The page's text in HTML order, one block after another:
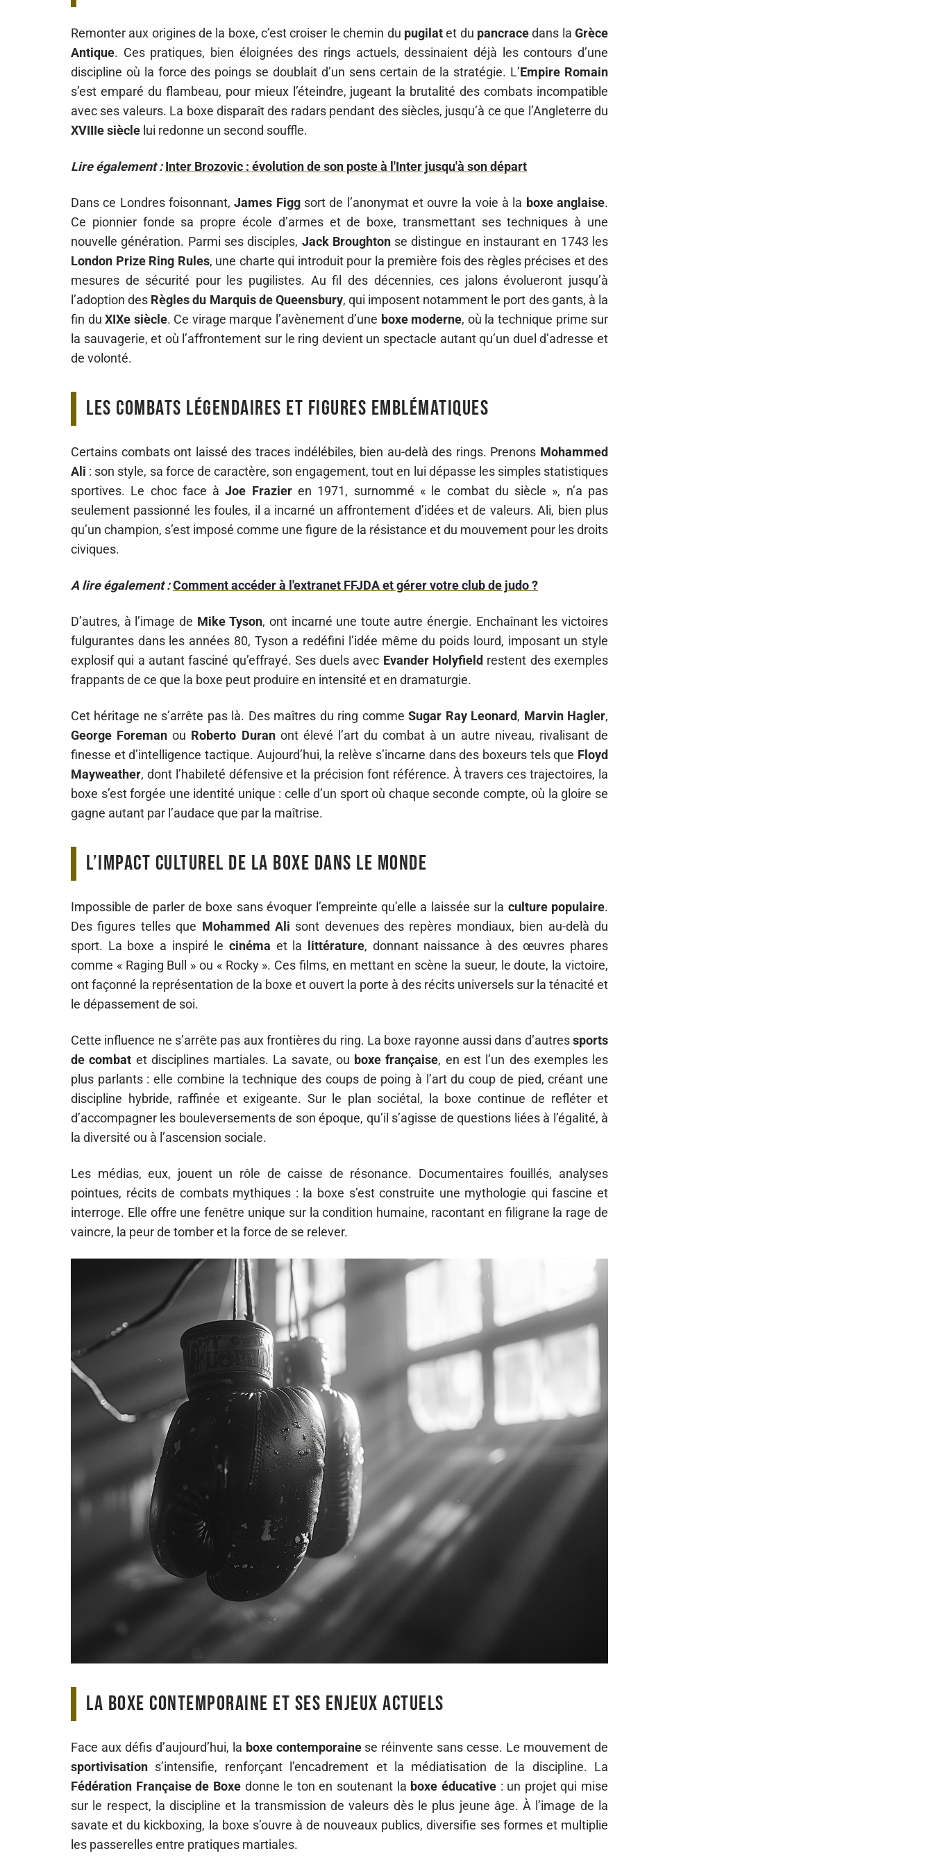
Remonter aux origines de la boxe, c’est croiser le chemin du pugilatet du pancracedans laGrèce
Antique. Ces pratiques, bien éloignées des rings actuels, dessinaient déjà les contours d’une
discipline où la force des poings se doublait d’un sens certain de la stratégie. L’Empire Romain
s’est emparé du flambeau, pour mieux l’éteindre, jugeant la brutalité des combats incompatible
avec ses valeurs. La boxe disparaît des radars pendant des siècles, jusqu’à ce que l’Angleterre du
XVIIIe siècle lui redonne un second souffle.
Lire également : Inter Brozovic : évolution de son poste à l'Inter jusqu'à son départ
Dans ce Londres foisonnant,James Figgsort de l’anonymat et ouvre la voie à la boxe anglaise.
Ce pionnier fonde sa propre école d’armes et de boxe, transmettant ses techniques à une
nouvelle génération. Parmi ses disciples, Jack Broughtonse distingue en instaurant en 1743 les
London Prize Ring Rules, une charte qui introduit pour la première fois des règles précises et des
mesures de sécurité pour les pugilistes. Au fil des décennies, ces jalons évolueront jusqu’à
l’adoption des Règles du Marquis de Queensbury, qui imposent notamment le port des gants, à la
fin duXIXe siècle. Ce virage marque l’avènement d’une boxe moderne, où la technique prime sur
la sauvagerie, et où l’affrontement sur le ring devient un spectacle autant qu’un duel d’adresse et
de volonté.
Les combats légendaires et figures emblématiques
Certains combats ont laissé des traces indélébiles, bien au-delà des rings. Prenons Mohammed
Ali : son style, sa force de caractère, son engagement, tout en lui dépasse les simples statistiques
sportives. Le choc face àJoe Frazieren 1971, surnommé « le combat du siècle », n’a pas
seulement passionné les foules, il a incarné un affrontement d’idées et de valeurs. Ali, bien plus
qu’un champion, s’est imposé comme une figure de la résistance et du mouvement pour les droits
civiques.
A lire également :Comment accéder à l'extranet FFJDA et gérer votre club de judo ?
D’autres, à l’image de Mike Tyson, ont incarné une toute autre énergie. Enchaînant les victoires
fulgurantes dans les années 80, Tyson a redéfini l’idée même du poids lourd, imposant un style
explosif qui a autant fasciné qu’effrayé. Ses duels avec Evander Holyfield restent des exemples
frappants de ce que la boxe peut produire en intensité et en dramaturgie.
Cet héritage ne s’arrête pas là. Des maîtres du ring commeSugar Ray Leonard, Marvin Hagler,
George Foreman ou Roberto Duranont élevé l’art du combat à un autre niveau, rivalisant de
finesse et d’intelligence tactique. Aujourd’hui, la relève s’incarne dans des boxeurs tels que Floyd
Mayweather, dont l’habileté défensive et la précision font référence. À travers ces trajectoires, la
boxe s’est forgée une identité unique : celle d’un sport où chaque seconde compte, où la gloire se
gagne autant par l’audace que par la maîtrise.
L’impact culturel de la boxe dans le monde
Impossible de parler de boxe sans évoquer l’empreinte qu’elle a laissée sur la culture populaire.
Des figures telles que Mohammed Ali sont devenues des repères mondiaux, bien au-delà du
sport. La boxe a inspiré le cinéma et la littérature, donnant naissance à des œuvres phares
comme « Raging Bull » ou « Rocky ». Ces films, en mettant en scène la sueur, le doute, la victoire,
ont façonné la représentation de la boxe et ouvert la porte à des récits universels sur la ténacité et
le dépassement de soi.
Cette influence ne s’arrête pas aux frontières du ring. La boxe rayonne aussi dans d’autressports
de combat et disciplines martiales. La savate, ou boxe française, en est l’un des exemples les
plus parlants : elle combine la technique des coups de poing à l’art du coup de pied, créant une
discipline hybride, raffinée et exigeante. Sur le plan sociétal, la boxe continue de refléter et
d’accompagner les bouleversements de son époque, qu’il s’agisse de questions liées à l’égalité, à
la diversité ou à l’ascension sociale.
Les médias, eux, jouent un rôle de caisse de résonance. Documentaires fouillés, analyses
pointues, récits de combats mythiques : la boxe s’est construite une mythologie qui fascine et
interroge. Elle offre une fenêtre unique sur la condition humaine, racontant en filigrane la rage de
vaincre, la peur de tomber et la force de se relever.
La boxe contemporaine et ses enjeux actuels
Face aux défis d’aujourd’hui, la boxe contemporainese réinvente sans cesse. Le mouvement de
sportivisation s’intensifie, renforçant l’encadrement et la médiatisation de la discipline. La
Fédération Française de Boxedonne le ton en soutenant la boxe éducative: un projet qui mise
sur le respect, la discipline et la transmission de valeurs dès le plus jeune âge. À l’image de la
savate et du kickboxing, la boxe s’ouvre à de nouveaux publics, diversifie ses formes et multiplie
les passerelles entre pratiques martiales.